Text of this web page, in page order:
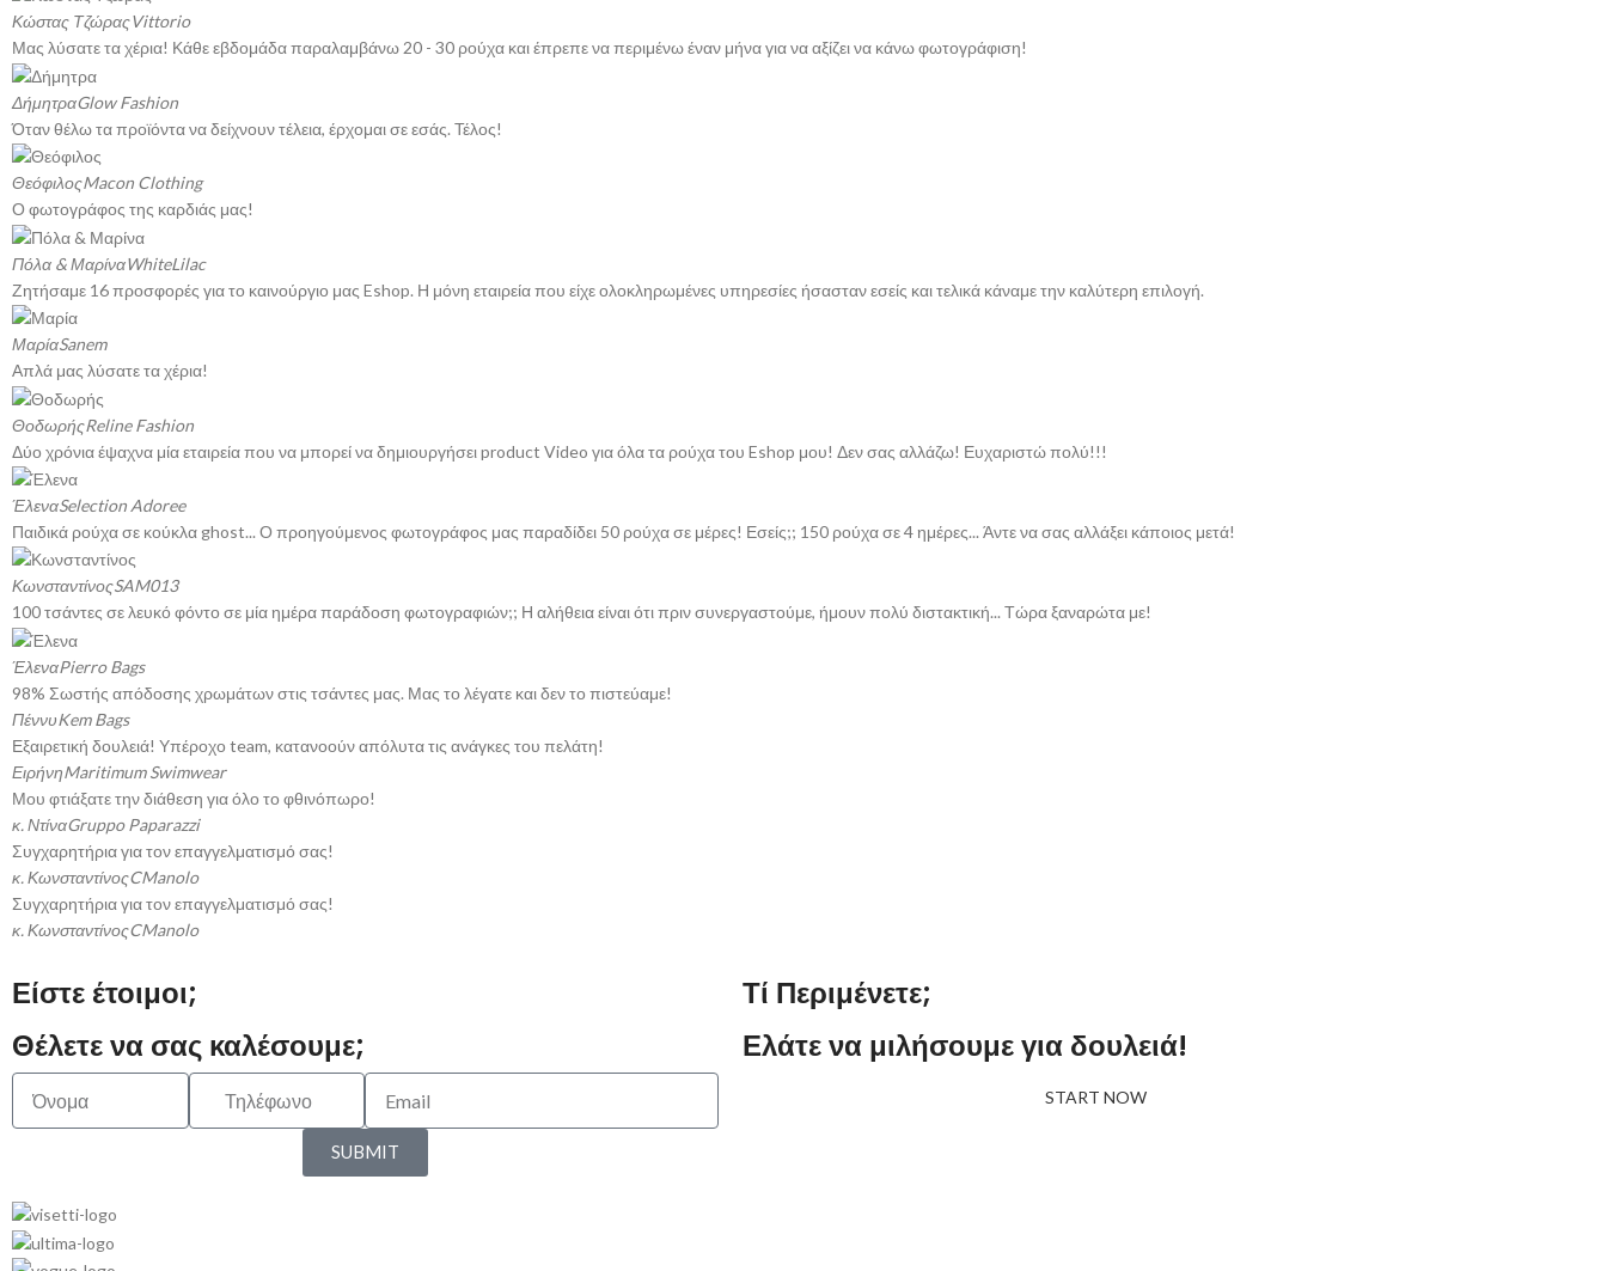
Κώστας ΤζώραςVittorio
Μας λύσατε τα χέρια! Κάθε εβδομάδα παραλαμβάνω 20 - 30 ρούχα και έπρεπε να περιμένω έναν μήνα για να αξίζει να κάνω φωτογράφιση!
ΔήμητραGlow Fashion
Όταν θέλω τα προϊόντα να δείχνουν τέλεια, έρχομαι σε εσάς. Τέλος!
ΘεόφιλοςMacon Clothing
Ο φωτογράφος της καρδιάς μας!
Πόλα & ΜαρίναWhiteLilac
Ζητήσαμε 16 προσφορές για το καινούργιο μας Eshop. Η μόνη εταιρεία που είχε ολοκληρωμένες υπηρεσίες ήσασταν εσείς και τελικά κάναμε την καλύτερη επιλογή.
ΜαρίαSanem
Απλά μας λύσατε τα χέρια!
ΘοδωρήςReline Fashion
Δύο χρόνια έψαχνα μία εταιρεία που να μπορεί να δημιουργήσει product Video για όλα τα ρούχα του Eshop μου! Δεν σας αλλάζω! Ευχαριστώ πολύ!!!
ΈλεναSelection Adoree
Παιδικά ρούχα σε κούκλα ghost... Ο προηγούμενος φωτογράφος μας παραδίδει 50 ρούχα σε μέρες! Εσείς;; 150 ρούχα σε 4 ημέρες... Άντε να σας αλλάξει κάποιος μετά!
ΚωνσταντίνοςSAM013
100 τσάντες σε λευκό φόντο σε μία ημέρα παράδοση φωτογραφιών;; Η αλήθεια είναι ότι πριν συνεργαστούμε, ήμουν πολύ διστακτική... Τώρα ξαναρώτα με!
ΈλεναPierro Bags
98% Σωστής απόδοσης χρωμάτων στις τσάντες μας. Μας το λέγατε και δεν το πιστεύαμε!
ΠέννυKem Bags
Εξαιρετική δουλειά! Υπέροχο team, κατανοούν απόλυτα τις ανάγκες του πελάτη!
ΕιρήνηMaritimum Swimwear
Μου φτιάξατε την διάθεση για όλο το φθινόπωρο!
κ. ΝτίναGruppo Paparazzi
Συγχαρητήρια για τον επαγγελματισμό σας!
κ. ΚωνσταντίνοςCManolo
Συγχαρητήρια για τον επαγγελματισμό σας!
κ. ΚωνσταντίνοςCManolo
Είστε έτοιμοι;
Θέλετε να σας καλέσουμε;
SUBMIT
Τί Περιμένετε;
Ελάτε να μιλήσουμε για δουλειά!
START NOW